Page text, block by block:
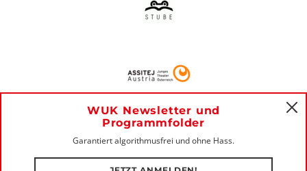
WUK Newsletter und
Programmfolder
Garantiert algorithmusfrei und ohne Hass.